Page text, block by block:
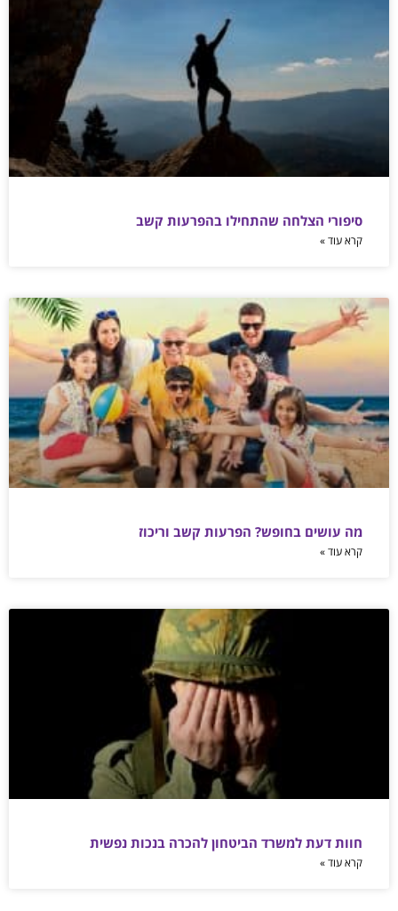
סיפורי הצלחה שהתחילו בהפרעות קשב
קרא עוד »
מה עושים בחופש? הפרעות קשב וריכוז
קרא עוד »
חוות דעת למשרד הביטחון להכרה בנכות נפשית
קרא עוד »